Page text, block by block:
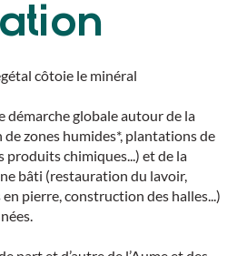
côtoie le minéral
démarche globale autour de la
zones humides*, plantations de
produits chimiques...) et de la
bâti (restauration du lavoir,
pierre, construction des halles...)